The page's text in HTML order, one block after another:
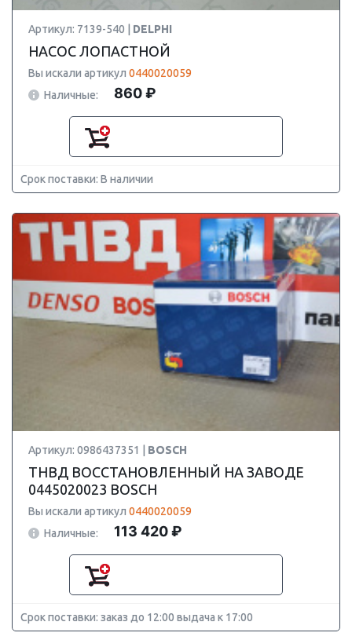
Артикул: 7139-540 | DELPHI
НАСОС ЛОПАСТНОЙ
Вы искали артикул 0440020059
Наличные:
860 ₽
Срок поставки: В наличии
Артикул: 0986437351 | BOSCH
ТНВД ВОССТАНОВЛЕННЫЙ НА ЗАВОДЕ
0445020023 BOSCH
Вы искали артикул 0440020059
Наличные:
113 420 ₽
Срок поставки: заказ до 12:00 выдача к 17:00